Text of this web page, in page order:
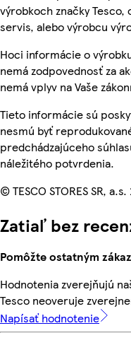
výrobkoch značky Tesco,
servis, alebo výrobcu
Hoci informácie o
nemá zodpovednosť za
nemá vplyv na Vaše
Tieto informácie sú
nesmú byť
predchádzajúceho
náležitého potvrdenia.
© TESCO STORES SR,
Zatiaľ bez
Pomôžte ostatným
Hodnotenia zverejňujú
Tesco neoveruje
Napísať hodnotenie